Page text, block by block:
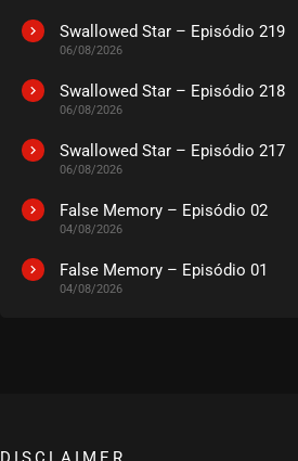
Swallowed Star – Episódio 219
06/08/2026
Swallowed Star – Episódio 218
06/08/2026
Swallowed Star – Episódio 217
06/08/2026
False Memory – Episódio 02
04/08/2026
False Memory – Episódio 01
04/08/2026